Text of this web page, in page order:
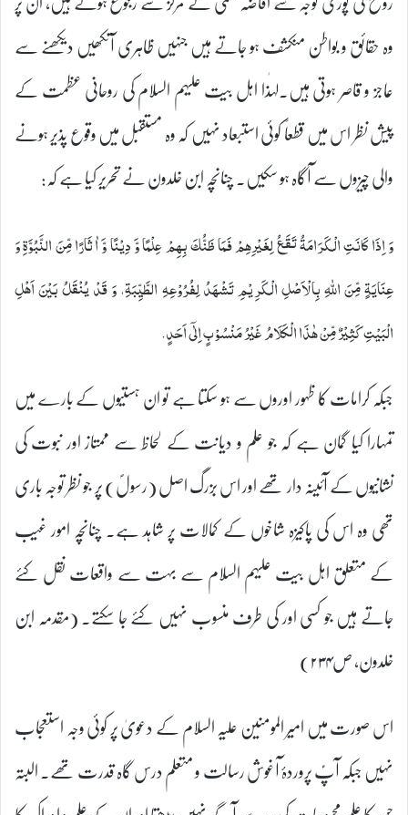
وہ حقائق و بواطن منکشف ہو جاتے ہیں جنہیں ظاہری آنکھیں دیکھنے سے
عاجز و قاصر ہوتی ہیں۔لہٰذا اہل بیت علیہم السلام کی روحانی عظمت کے
پیش نظر اس میں قطعاً کوئی استبعاد نہیں کہ وہ مستقبل میں وقوع پذیر ہونے
والی چیزوں سے آگاہ ہو سکیں۔ چنانچہ ابن خلدون نے تحریر کیا ہے کہ:
وَ اِذَا كَانَتِ الْكَرَامَةُ تَقَعُ لِغَيْرِهِمْ فَمَا ظَنُّكَ بِهِمْ عِلْمًا وَّ دِيْنًا وَّ اٰثَارًا مِّنَ النَّبُوَّةِ وَ
عِنَايَةٍ مِّنَ اللهِ بِالْاَصْلِ الْكَرِيْمِ تَشْهَدُ لِفُرُوْعِهِ الطَّيِّبَةِ، وَ قَدْ يُنْقَلُ بَيْنَ اَهْلِ
الْبَيْتِ كَثِيْرٌ مِّنْ هٰذَا الْكَلَامُ غَيْرُ مَنْسُوْبٍ اِلٰۤى اَحَدٍ.
جبکہ کرامات کا ظہور اوروں سے ہو سکتا ہے تو ان ہستیوں کے بارے میں
تمہارا کیا گمان ہے کہ جو علم و دیانت کے لحاظ سے ممتاز اور نبوت کی
نشانیوں کے آئینہ دار تھے اور اس بزرگ اصل (رسولؐ) پر جو نظر توجہ باری
تھی وہ اس کی پاکیزہ شاخوں کے کمالات پر شاہد ہے۔ چنانچہ امور غیب
کے متعلق اہل بیت علیہم السلام سے بہت سے واقعات نقل کئے
جاتے ہیں جو کسی اور کی طرف منسوب نہیں کئے جا سکتے۔ (مقدمہ ابن
خلدون، ص۲۳۴)
اس صورت میں امیر المومنین علیہ السلام کے دعویٰ پر کوئی وجہ استعجاب
نہیں جبکہ آپؑ پروردۂ آغوش رسالت و متعلم درس گاہ قدرت تھے۔ البتہ